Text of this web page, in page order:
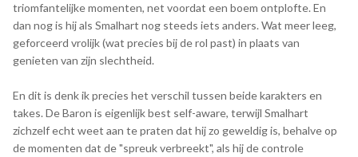
triomfantelijke momenten, net voordat een boem ontplofte. En
dan nog is hij als Smalhart nog steeds iets anders. Wat meer leeg,
geforceerd vrolijk (wat precies bij de rol past) in plaats van
genieten van zijn slechtheid.
En dit is denk ik precies het verschil tussen beide karakters en
takes. De Baron is eigenlijk best self-aware, terwijl Smalhart
zichzelf echt weet aan te praten dat hij zo geweldig is, behalve op
de momenten dat de "spreuk verbreekt", als hij de controle